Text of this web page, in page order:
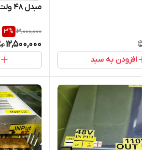
افزودن به سبد
مبدل ۴۸ ولت به ۲۴ ولت ۱۰آمپر
13,000,000
3%
12,500,000